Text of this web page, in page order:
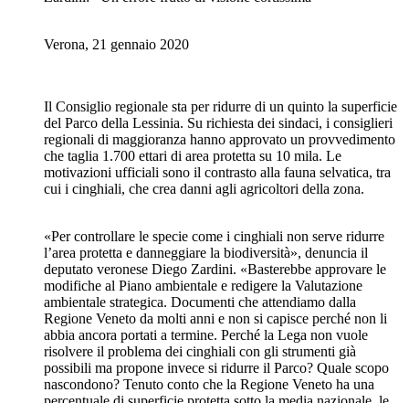
Verona, 21 gennaio 2020
Il Consiglio regionale sta per ridurre di un quinto la superficie
del Parco della Lessinia. Su richiesta dei sindaci, i consiglieri
regionali di maggioranza hanno approvato un provvedimento
che taglia 1.700 ettari di area protetta su 10 mila. Le
motivazioni ufficiali sono il contrasto alla fauna selvatica, tra
cui i cinghiali, che crea danni agli agricoltori della zona.
«Per controllare le specie come i cinghiali non serve ridurre
l’area protetta e danneggiare la biodiversità», denuncia il
deputato veronese Diego Zardini. «Basterebbe approvare le
modifiche al Piano ambientale e redigere la Valutazione
ambientale strategica. Documenti che attendiamo dalla
Regione Veneto da molti anni e non si capisce perché non li
abbia ancora portati a termine. Perché la Lega non vuole
risolvere il problema dei cinghiali con gli strumenti già
possibili ma propone invece si ridurre il Parco? Quale scopo
nascondono? Tenuto conto che la Regione Veneto ha una